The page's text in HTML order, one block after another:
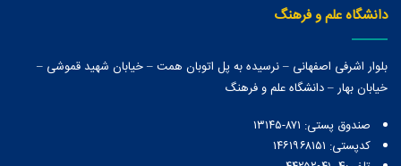
دانشگاه علم و فرهنگ
بلوار اشرفی اصفهانی – نرسیده به پل اتوبان همت – خیابان شهید قموشی –
خیابان بهار – دانشگاه علم و فرهنگ
صندوق پستی:‌ ۸۷۱-۱۳۱۴۵
کدپستی: ۱۴۶۱۹۶۸۱۵۱